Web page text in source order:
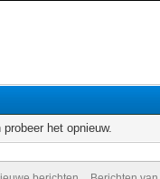
het opnieuw.